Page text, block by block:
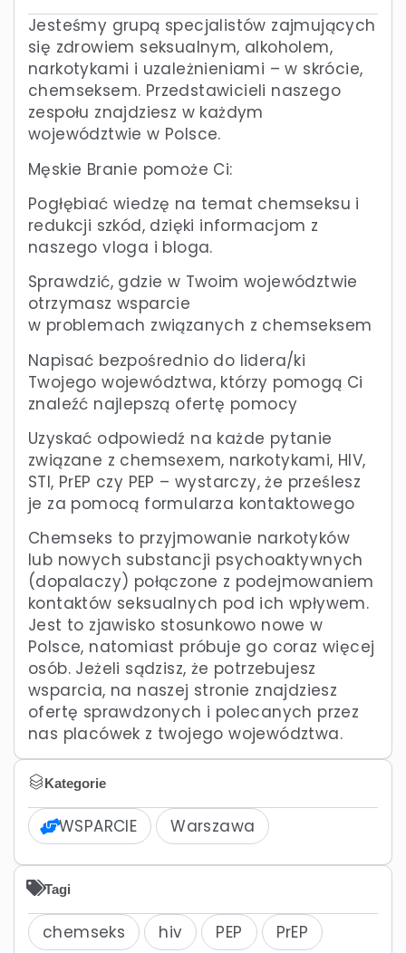
Jesteśmy grupą specjalistów zajmujących
się zdrowiem seksualnym, alkoholem,
narkotykami i uzależnieniami – w skrócie,
chemseksem. Przedstawicieli naszego
zespołu znajdziesz w każdym
województwie w Polsce.
Męskie Branie pomoże Ci:
Pogłębiać wiedzę na temat chemseksu i
redukcji szkód, dzięki informacjom z
naszego vloga i bloga.
Sprawdzić, gdzie w Twoim województwie
otrzymasz wsparcie
w problemach związanych z chemseksem
Napisać bezpośrednio do lidera/ki
Twojego województwa, którzy pomogą Ci
znaleźć najlepszą ofertę pomocy
Uzyskać odpowiedź na każde pytanie
związane z chemsexem, narkotykami, HIV,
STI, PrEP czy PEP – wystarczy, że prześlesz
je za pomocą formularza kontaktowego
Chemseks to przyjmowanie narkotyków
lub nowych substancji psychoaktywnych
(dopalaczy) połączone z podejmowaniem
kontaktów seksualnych pod ich wpływem.
Jest to zjawisko stosunkowo nowe w
Polsce, natomiast próbuje go coraz więcej
osób. Jeżeli sądzisz, że potrzebujesz
wsparcia, na naszej stronie znajdziesz
ofertę sprawdzonych i polecanych przez
nas placówek z twojego województwa.
Kategorie
WSPARCIE Warszawa
Tagi
chemseks hiv PEP
PrEP